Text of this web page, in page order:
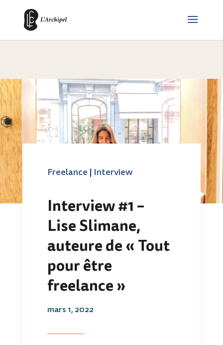
Freelance | Interview
Interview #1 –
Lise Slimane,
auteure de « Tout
pour être
freelance »
mars 1, 2022